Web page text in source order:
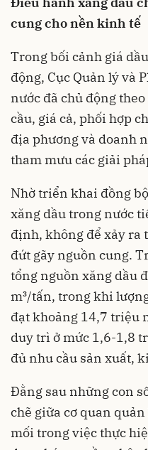
cung cho nền kinh tế
Trong bối cảnh giá
động, Cục Quản lý và
nước đã chủ động
cầu, giá cả, phối hợp
địa phương và doanh
tham mưu các giải
Nhờ triển khai đồng
xăng dầu trong nước
định, không để xảy ra
đứt gãy nguồn cung.
tổng nguồn xăng dầu
m³/tấn, trong khi
đạt khoảng 14,7 triệu
duy trì ở mức 1,6-1,8
đủ nhu cầu sản xuất,
Đằng sau những con
chẽ giữa cơ quan
mối trong việc thực